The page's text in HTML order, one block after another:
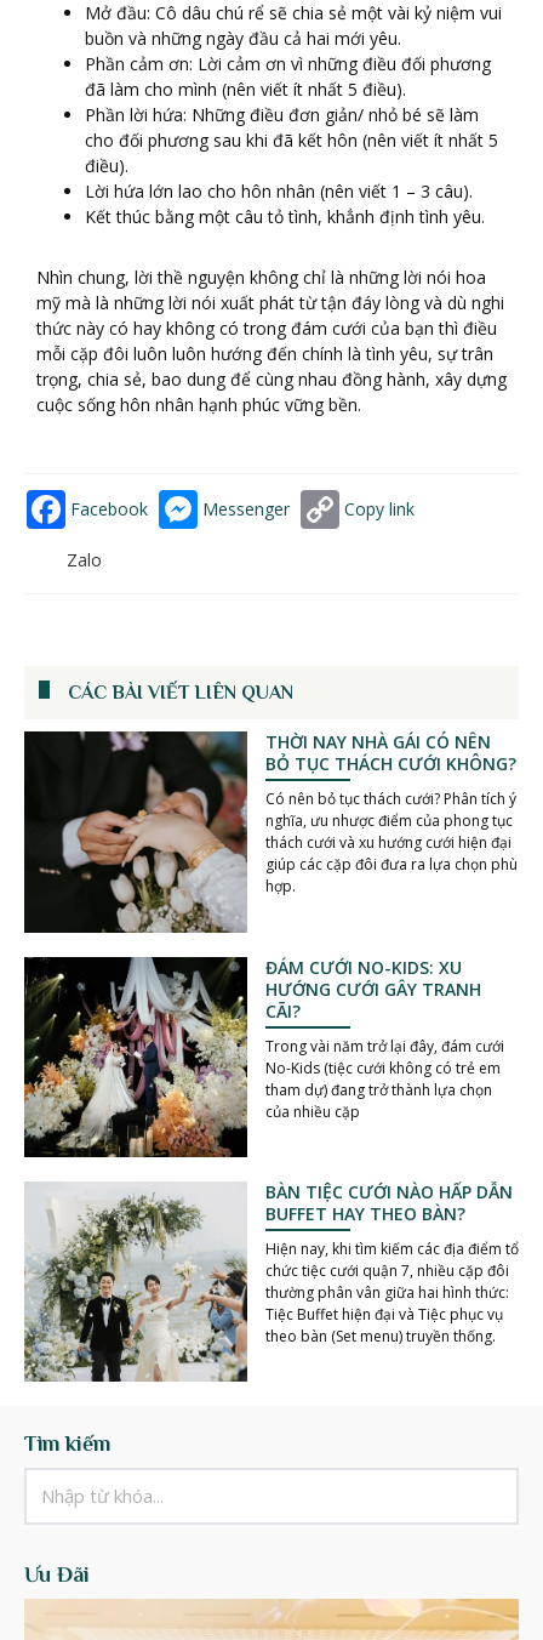
Mở đầu: Cô dâu chú rể sẽ chia sẻ một vài kỷ niệm vui
buồn và những ngày đầu cả hai mới yêu.
Phần cảm ơn: Lời cảm ơn vì những điều đối phương
đã làm cho mình (nên viết ít nhất 5 điều).
Phần lời hứa: Những điều đơn giản/ nhỏ bé sẽ làm
cho đối phương sau khi đã kết hôn (nên viết ít nhất 5
điều).
Lời hứa lớn lao cho hôn nhân (nên viết 1 – 3 câu).
Kết thúc bằng một câu tỏ tình, khẳnh định tình yêu.
Nhìn chung, lời thề nguyện không chỉ là những lời nói hoa
mỹ mà là những lời nói xuất phát từ tận đáy lòng và dù nghi
thức này có hay không có trong đám cưới của bạn thì điều
mỗi cặp đôi luôn luôn hướng đến chính là tình yêu, sự trân
trọng, chia sẻ, bao dung để cùng nhau đồng hành, xây dựng
cuộc sống hôn nhân hạnh phúc vững bền.
Facebook Messenger Copy link
Zalo
CÁC BÀI VIẾT LIÊN QUAN
THỜI NAY NHÀ GÁI CÓ NÊN
BỎ TỤC THÁCH CƯỚI KHÔNG?
Có nên bỏ tục thách cưới? Phân tích ý
nghĩa, ưu nhược điểm của phong tục
thách cưới và xu hướng cưới hiện đại
giúp các cặp đôi đưa ra lựa chọn phù
hợp.
ĐÁM CƯỚI NO-KIDS: XU
HƯỚNG CƯỚI GÂY TRANH
CÃI?
Trong vài năm trở lại đây, đám cưới
No-Kids (tiệc cưới không có trẻ em
tham dự) đang trở thành lựa chọn
của nhiều cặp
BÀN TIỆC CƯỚI NÀO HẤP DẪN
BUFFET HAY THEO BÀN?
Hiện nay, khi tìm kiếm các địa điểm tổ
chức tiệc cưới quận 7, nhiều cặp đôi
thường phân vân giữa hai hình thức:
Tiệc Buffet hiện đại và Tiệc phục vụ
theo bàn (Set menu) truyền thống.
Tìm kiếm
Ưu Đãi